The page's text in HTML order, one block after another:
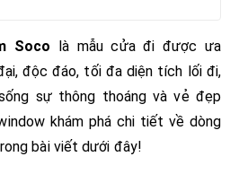
Soco là mẫu cửa đi được ưa
độc đáo, tối đa diện tích lối đi,
sự thông thoáng và vẻ đẹp
khám phá chi tiết về dòng
bài viết dưới đây!